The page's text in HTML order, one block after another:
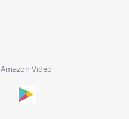
Amazon Video